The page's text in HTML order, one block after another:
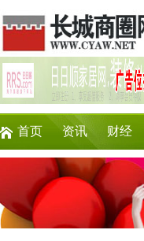
首页 资讯 财经
游戏 美食